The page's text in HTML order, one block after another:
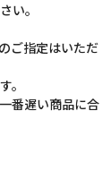
い。
ご指定はいただ
。
番遅い商品に合